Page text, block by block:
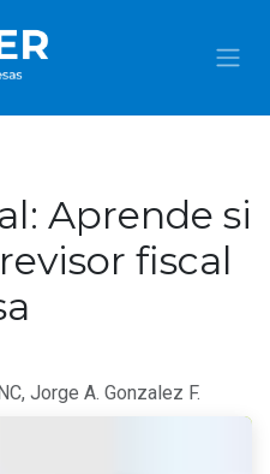
Aprende si
fiscal
Jorge A. Gonzalez F.